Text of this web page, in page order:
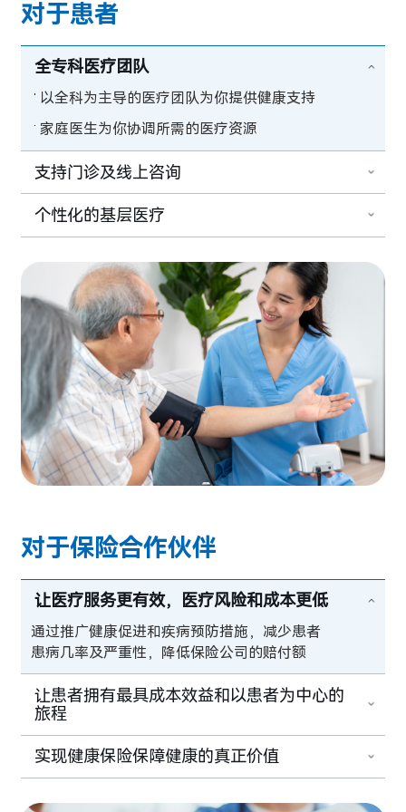
对于患者
全专科医疗团队
以全科为主导的医疗团队为你提供健康支持
家庭医生为你协调所需的医疗资源
支持门诊及线上咨询
个性化的基层医疗
对于保险合作伙伴
让医疗服务更有效，医疗风险和成本更低
通过推广健康促进和疾病预防措施，减少患者
患病几率及严重性，降低保险公司的赔付额
让患者拥有最具成本效益和以患者为中心的
旅程
实现健康保险保障健康的真正价值